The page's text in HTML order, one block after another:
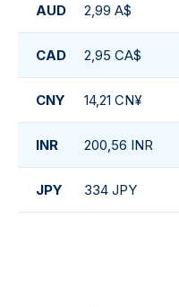
AUD 2,99 A$
CAD 2,95 CA$
CNY 14,21 CN¥
INR 200,56 INR
JPY 334 JPY